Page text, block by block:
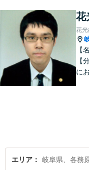
花
花
【
【
に
エリア 岐阜県、各務